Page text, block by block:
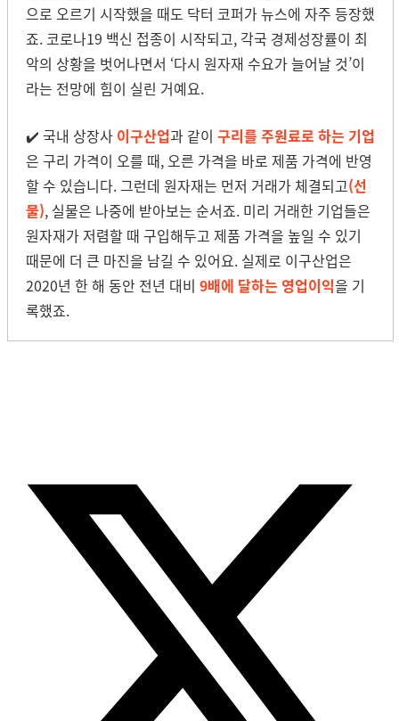
으로 오르기 시작했을 때도 닥터 코퍼가 뉴스에 자주 등장했
죠. 코로나19 백신 접종이 시작되고, 각국 경제성장률이 최
악의 상황을 벗어나면서 ‘다시 원자재 수요가 늘어날 것’이
라는 전망에 힘이 실린 거예요.
✔️ 국내 상장사 이구산업과 같이 구리를 주원료로 하는 기업
은 구리 가격이 오를 때, 오른 가격을 바로 제품 가격에 반영
할 수 있습니다. 그런데 원자재는 먼저 거래가 체결되고(선
물), 실물은 나중에 받아보는 순서죠. 미리 거래한 기업들은
원자재가 저렴할 때 구입해두고 제품 가격을 높일 수 있기
때문에 더 큰 마진을 남길 수 있어요. 실제로 이구산업은
2020년 한 해 동안 전년 대비 9배에 달하는 영업이익을 기
록했죠.